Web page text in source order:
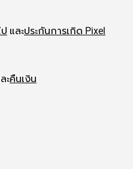
และประกันการเกิด Pixel
ะคืนเงิน